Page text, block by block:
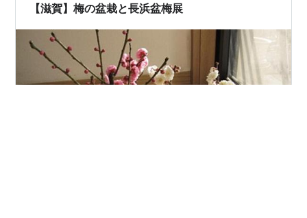
【滋賀】梅の盆栽と長浜盆梅展